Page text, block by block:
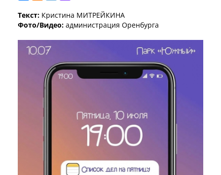
Текст: Кристина МИТРЕЙКИНА
Фото/Видео: администрация Оренбурга